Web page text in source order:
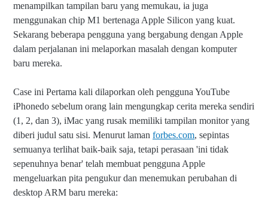
menampilkan tampilan baru yang memukau, ia juga
menggunakan chip M1 bertenaga Apple Silicon yang kuat.
Sekarang beberapa pengguna yang bergabung dengan Apple
dalam perjalanan ini melaporkan masalah dengan komputer
baru mereka.
Case ini Pertama kali dilaporkan oleh pengguna YouTube
iPhonedo sebelum orang lain mengungkap cerita mereka sendiri
(1, 2, dan 3), iMac yang rusak memiliki tampilan monitor yang
diberi judul satu sisi. Menurut laman forbes.com, sepintas
semuanya terlihat baik-baik saja, tetapi perasaan 'ini tidak
sepenuhnya benar' telah membuat pengguna Apple
mengeluarkan pita pengukur dan menemukan perubahan di
desktop ARM baru mereka: